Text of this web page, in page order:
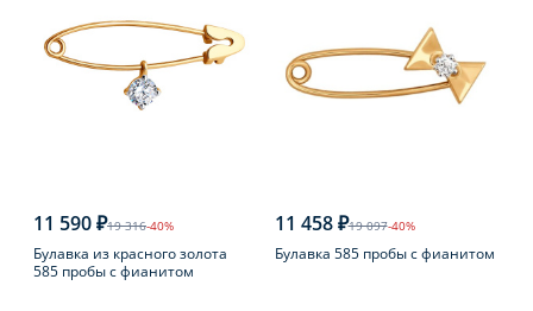
11 590 ₽19 316-40%
Булавка из красного золота
585 пробы с фианитом
11 458 ₽19 097-40%
Булавка 585 пробы с фианитом